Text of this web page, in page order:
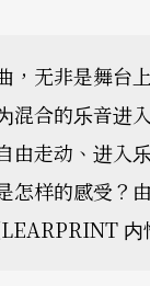
，无非是舞台
混合的乐音进
由走动、进入
怎样的感受？
内